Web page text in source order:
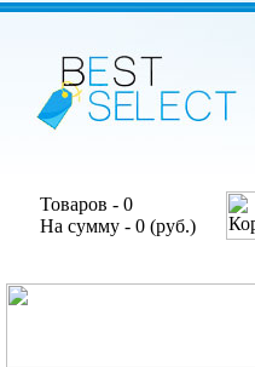
Товаров - 0
На сумму - 0 (руб.)